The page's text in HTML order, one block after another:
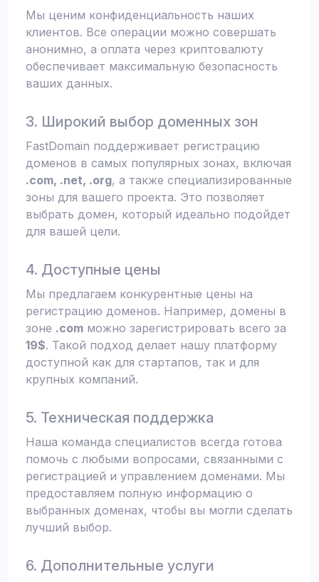
Мы ценим конфиденциальность наших
клиентов. Все операции можно совершать
анонимно, а оплата через криптовалюту
обеспечивает максимальную безопасность
ваших данных.
3. Широкий выбор доменных зон
FastDomain поддерживает регистрацию
доменов в самых популярных зонах, включая
.com, .net, .org, а также специализированные
зоны для вашего проекта. Это позволяет
выбрать домен, который идеально подойдет
для вашей цели.
4. Доступные цены
Мы предлагаем конкурентные цены на
регистрацию доменов. Например, домены в
зоне .com можно зарегистрировать всего за
19$. Такой подход делает нашу платформу
доступной как для стартапов, так и для
крупных компаний.
5. Техническая поддержка
Наша команда специалистов всегда готова
помочь с любыми вопросами, связанными с
регистрацией и управлением доменами. Мы
предоставляем полную информацию о
выбранных доменах, чтобы вы могли сделать
лучший выбор.
6. Дополнительные услуги